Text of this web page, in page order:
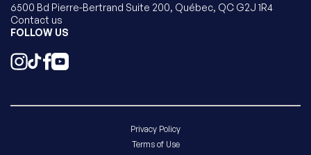
6500 Bd Pierre-Bertrand Suite 200, Québec, QC G2J 1R4
Contact us
FOLLOW US
Privacy Policy
Terms of Use